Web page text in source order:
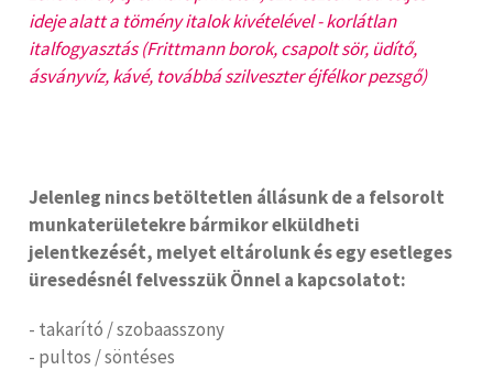
ideje alatt a tömény italok kivételével - korlátlan
italfogyasztás (Frittmann borok, csapolt sör, üdítő,
ásványvíz, kávé, továbbá szilveszter éjfélkor pezsgő)
Jelenleg nincs betöltetlen állásunk de a felsorolt
munkaterületekre bármikor elküldheti
jelentkezését, melyet eltárolunk és egy esetleges
üresedésnél felvesszük Önnel a kapcsolatot:
- takarító / szobaasszony
- pultos / söntéses